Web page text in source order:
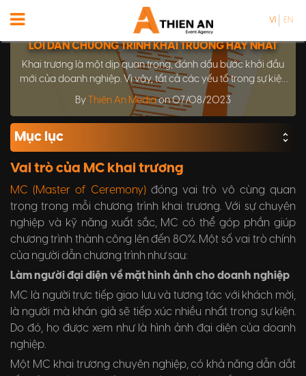
VI EN
LỜI DẪN CHƯƠNG TRÌNH KHAI TRƯƠNG HAY NHẤT
Khai trương là một dịp quan trọng, đánh dấu bước khởi đầu
mới của doanh nghiệp. Vì vậy, tất cả các yếu tố trong sự kiện
cần được chuẩn bị kỹ lưỡng, đặc biệt là lời dẫn chương trình
khai trương. Đây chính là điểm nhấn để góp phần tạo nên sự
thành công và để lại ấn tượng sâu sắc trong lòng mỗi khách
By Thiên An Mediaon 07/08/2023
Mục lục
Vai trò của MC khai trương
MC (Master of Ceremony)đóng vai trò vô cùng quan
trọng trong mỗi chương trình khai trương. Với sự chuyên
nghiệp và kỹ năng xuất sắc, MC có thể góp phần giúp
chương trình thành công lên đến 80%. Một số vai trò chính
của người dẫn chương trình như sau:
Làm người đại diện về mặt hình ảnh cho doanh nghiệp
MC là người trực tiếp giao lưu và tương tác với khách mời,
là người mà khán giả sẽ tiếp xúc nhiều nhất trong sự kiện.
Do đó, họ được xem như là hình ảnh đại diện của doanh
nghiệp.
Một MC khai trương chuyên nghiệp, có khả năng dẫn dắt